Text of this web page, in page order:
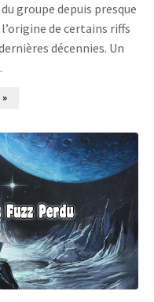
groupe depuis presque
de certains riffs
décennies. Un